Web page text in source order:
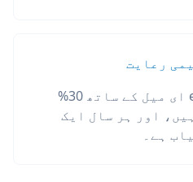
رعایت
طلبہ اور اساتذہ .edu ای میل کے ساتھ 30%
اور ہر سال ایک
ہے۔